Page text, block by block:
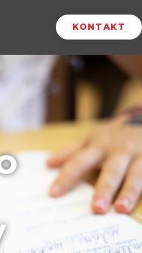
KONTAKT